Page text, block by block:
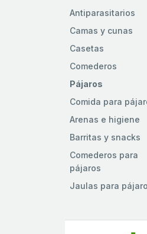
Antiparasitarios
Camas y cunas
Casetas
Comederos
Pájaros
Comida para
Arenas e higiene
Barritas y snacks
Comederos para
pájaros
Jaulas para